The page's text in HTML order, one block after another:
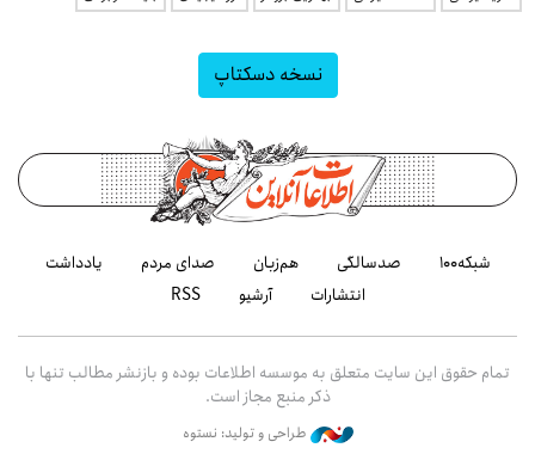
نسخه دسکتاپ
شبکه۱۰۰ صدسالگی هم‌زبان صدای مردم
یادداشت
انتشارات
آرشیو RSS
تمام حقوق این سایت متعلق به موسسه اطلاعات بوده و بازنشر مطالب تنها با
ذکر منبع مجاز است.
طراحی و تولید: نستوه